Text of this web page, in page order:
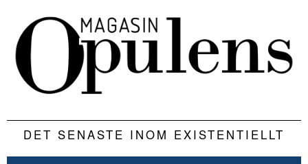
DET SENASTE INOM EXISTENTIELLT